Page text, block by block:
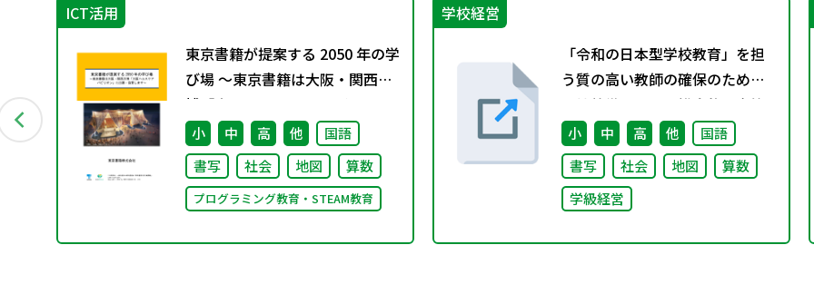
ICT活用
東京書籍が提案する 2050 年の学
び場 ～東京書籍は大阪・関西万
博「大阪ヘルスケア パビリオ
ン」に出展・協賛します～
小 中 高 他
国語
書写
社会 地図 算数
プログラミング教育・STEAM教育
学校経営
「令和の日本型学校教育」を担
う質の高い教師の確保のための
環境整備に関する総合的な方策
について （審議のまとめ）
小 中 高 他
国語
書写
社会 地図
算数
学級経営